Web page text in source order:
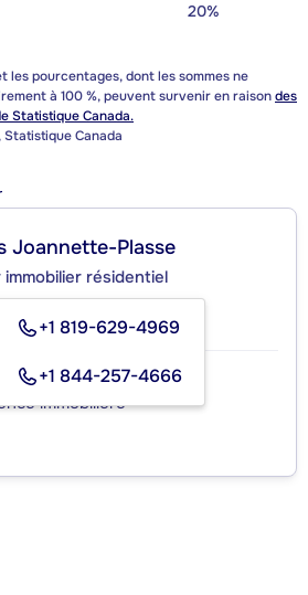
20%
les pourcentages, dont les sommes ne
à 100 %, peuvent survenir en raisondes
Statistique Canada.
Statistique Canada
Joannette-Plasse
résidentiel
+1 819-629-4969
+1 844-257-4666
MAX HARRICANA INC.
immobilière